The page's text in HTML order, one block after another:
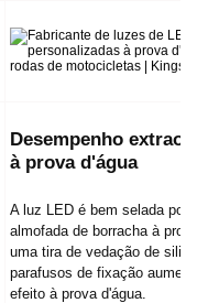
Desempenho
à prova d'água
A luz LED é bem selada por
almofada de borracha à prova
uma tira de vedação de
parafusos de fixação
efeito à prova d'água.